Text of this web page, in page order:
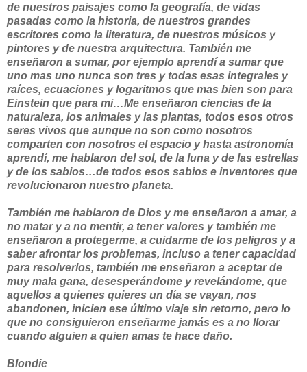
de nuestros paisajes como la geografía, de vidas
pasadas como la historia, de nuestros grandes
escritores como la literatura, de nuestros músicos y
pintores y de nuestra arquitectura. También me
enseñaron a sumar, por ejemplo aprendí a sumar que
uno mas uno nunca son tres y todas esas integrales y
raíces, ecuaciones y logaritmos que mas bien son para
Einstein que para mi…Me enseñaron ciencias de la
naturaleza, los animales y las plantas, todos esos otros
seres vivos que aunque no son como nosotros
comparten con nosotros el espacio y hasta astronomía
aprendí, me hablaron del sol, de la luna y de las estrellas
y de los sabios…de todos esos sabios e inventores que
revolucionaron nuestro planeta.
También me hablaron de Dios y me enseñaron a amar, a
no matar y a no mentir, a tener valores y también me
enseñaron a protegerme, a cuidarme de los peligros y a
saber afrontar los problemas, incluso a tener capacidad
para resolverlos, también me enseñaron a aceptar de
muy mala gana, desesperándome y revelándome, que
aquellos a quienes quieres un día se vayan, nos
abandonen, inicien ese último viaje sin retorno, pero lo
que no consiguieron enseñarme jamás es a no llorar
cuando alguien a quien amas te hace daño.
Blondie